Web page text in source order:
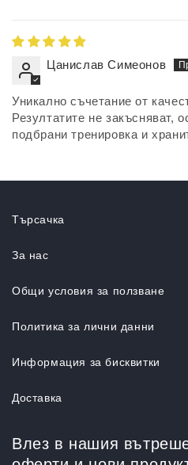
Цанислав Симеонов
Уникално съчетание от
Резултатите не закъсняват,
подбрани тренировка и
Търсачка
За нас
Общи условия за ползване
Политика за лични данни
Информация за бисквитки
Доставка
Влез в нашия